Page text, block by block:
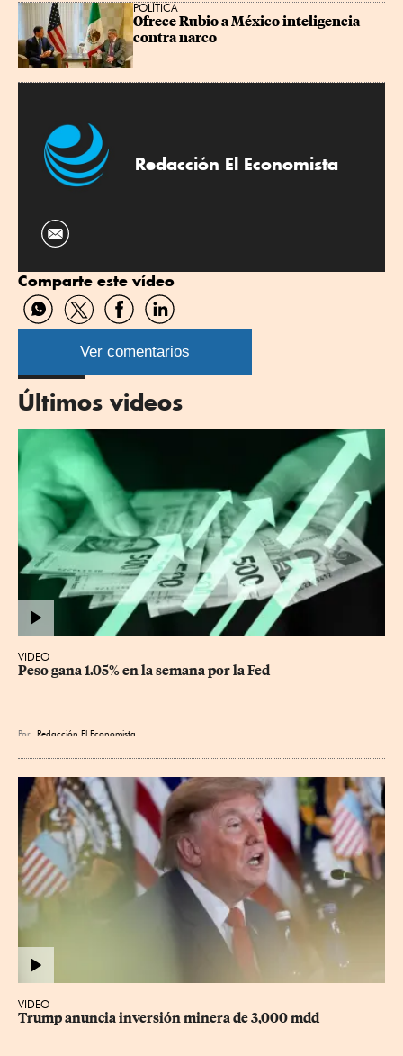
POLÍTICA
Ofrece Rubio a México inteligencia
contra narco
Redacción El Economista
Comparte este vídeo
Compartir
por
WhatsApp
Compartir
por
Twitter
Compartir
por
Facebook
Compartir
por
Linkedin
Ver comentarios
Últimos videos
VIDEO
Peso gana 1.05% en la semana por la Fed
Por Redacción El Economista
VIDEO
Trump anuncia inversión minera de 3,000 mdd